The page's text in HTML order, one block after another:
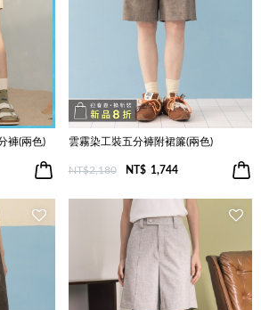
褲(兩色) 雲霧染工裝五分褲附裙簾(兩色)
NT$2,180 NT$ 1,744